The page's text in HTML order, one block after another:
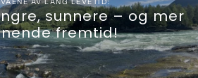
sunnere – og mer
fremtid!